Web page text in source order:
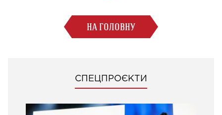
НА ГОЛОВНУ
СПЕЦПРОЄКТИ